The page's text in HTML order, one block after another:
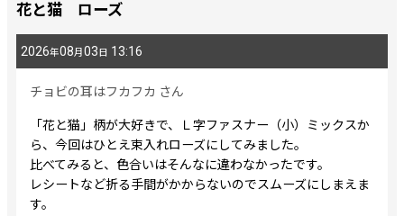
花と猫 ローズ
2026年08月03日 13:16
チョビの耳はフカフカ さん
「花と猫」柄が大好きで、Ｌ字ファスナー（小）ミックスか
ら、今回はひとえ束入れローズにしてみました。
比べてみると、色合いはそんなに違わなかったです。
レシートなど折る手間がかからないのでスムーズにしまえま
す。